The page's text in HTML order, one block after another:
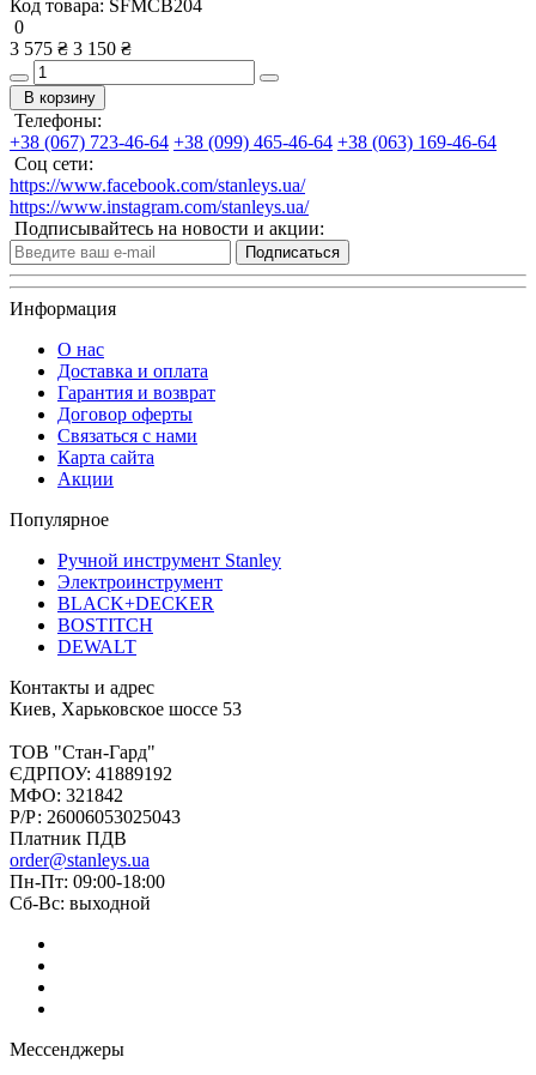
Код товара: SFMCB204
0
3 575 ₴ 3 150 ₴
В корзину
Телефоны:
+38 (067) 723-46-64 +38 (099) 465-46-64 +38 (063) 169-46-64
Соц сети:
https://www.facebook.com/stanleys.ua/
https://www.instagram.com/stanleys.ua/
Подписывайтесь на новости и акции:
Подписаться
Информация
О нас
Доставка и оплата
Гарантия и возврат
Договор оферты
Связаться с нами
Карта сайта
Акции
Популярное
Ручной инструмент Stanley
Электроинструмент
BLACK+DECKER
BOSTITCH
DEWALT
Контакты и адрес
Киев, Харьковское шоссе 53
ТОВ "Стан-Гард"
ЄДРПОУ: 41889192
МФО: 321842
Р/Р: 26006053025043
Платник ПДВ
order@stanleys.ua
Пн-Пт: 09:00-18:00
Сб-Вс: выходной
Мессенджеры